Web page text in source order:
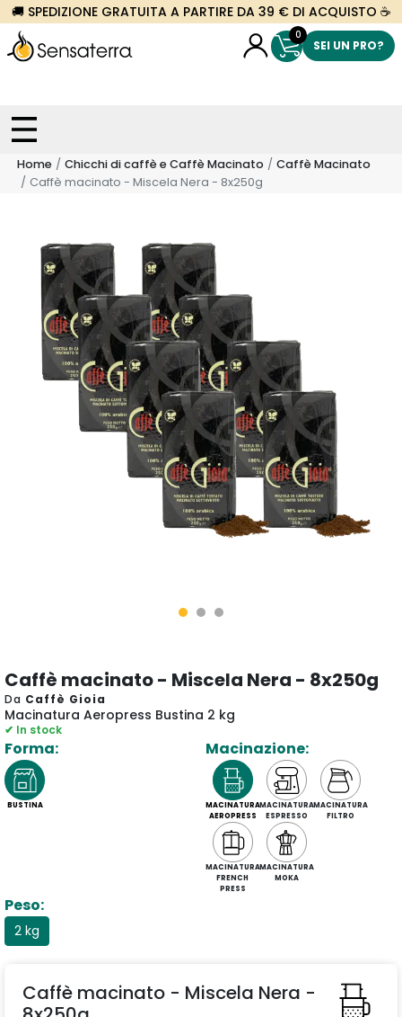
🚚 SPEDIZIONE GRATUITA A PARTIRE DA 39 € DI ACQUISTO ☕
0
SEI UN PRO?
Home Chicchi di caffè e Caffè Macinato
Caffè Macinato
Caffè macinato - Miscela Nera - 8x250g
Caffè macinato - Miscela Nera - 8x250g
Da Caffè Gioia
Macinatura Aeropress Bustina 2 kg
✔ In stock
Forma:
BUSTINA
Macinazione:
MACINATURA
AEROPRESS
MACINATURA
ESPRESSO
MACINATURA
FILTRO
MACINATURA
FRENCH
PRESS
MACINATURA
MOKA
Peso:
2 kg
Caffè macinato - Miscela Nera -